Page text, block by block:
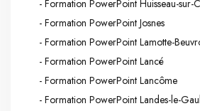
- Formation PowerPoint Huisseau-sur-
- Formation PowerPoint Josnes
- Formation PowerPoint Lamotte-
- Formation PowerPoint Lancé
- Formation PowerPoint Lancôme
- Formation PowerPoint Landes-le-